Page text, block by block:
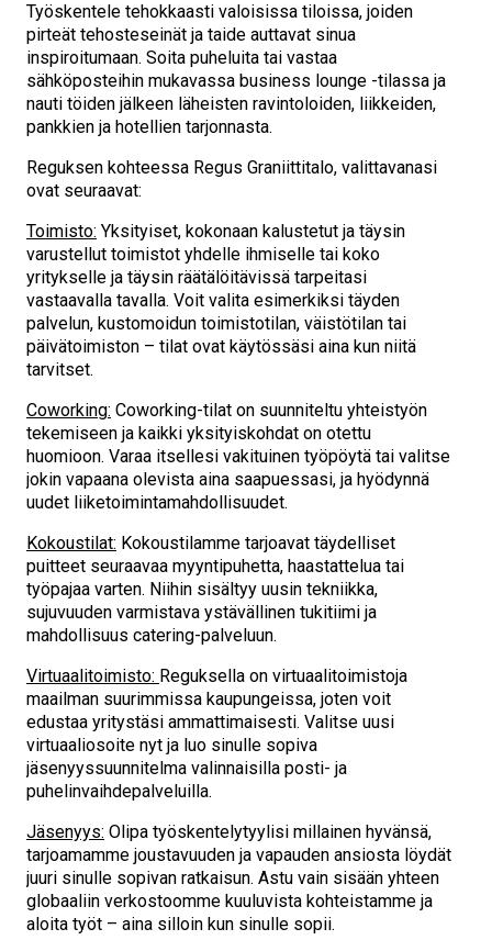
Työskentele tehokkaasti valoisissa tiloissa, joiden
pirteät tehosteseinät ja taide auttavat sinua
inspiroitumaan. Soita puheluita tai vastaa
sähköposteihin mukavassa business lounge -tilassa ja
nauti töiden jälkeen läheisten ravintoloiden, liikkeiden,
pankkien ja hotellien tarjonnasta.
Reguksen kohteessa Regus Graniittitalo, valittavanasi
ovat seuraavat:
Toimisto: Yksityiset, kokonaan kalustetut ja täysin
varustellut toimistot yhdelle ihmiselle tai koko
yritykselle ja täysin räätälöitävissä tarpeitasi
vastaavalla tavalla. Voit valita esimerkiksi täyden
palvelun, kustomoidun toimistotilan, väistötilan tai
päivätoimiston – tilat ovat käytössäsi aina kun niitä
tarvitset.
Coworking: Coworking-tilat on suunniteltu yhteistyön
tekemiseen ja kaikki yksityiskohdat on otettu
huomioon. Varaa itsellesi vakituinen työpöytä tai valitse
jokin vapaana olevista aina saapuessasi, ja hyödynnä
uudet liiketoimintamahdollisuudet.
Kokoustilat: Kokoustilamme tarjoavat täydelliset
puitteet seuraavaa myyntipuhetta, haastattelua tai
työpajaa varten. Niihin sisältyy uusin tekniikka,
sujuvuuden varmistava ystävällinen tukitiimi ja
mahdollisuus catering-palveluun.
Virtuaalitoimisto: Reguksella on virtuaalitoimistoja
maailman suurimmissa kaupungeissa, joten voit
edustaa yritystäsi ammattimaisesti. Valitse uusi
virtuaaliosoite nyt ja luo sinulle sopiva
jäsenyyssuunnitelma valinnaisilla posti- ja
puhelinvaihdepalveluilla.
Jäsenyys: Olipa työskentelytyylisi millainen hyvänsä,
tarjoamamme joustavuuden ja vapauden ansiosta löydät
juuri sinulle sopivan ratkaisun. Astu vain sisään yhteen
globaaliin verkostoomme kuuluvista kohteistamme ja
aloita työt – aina silloin kun sinulle sopii.